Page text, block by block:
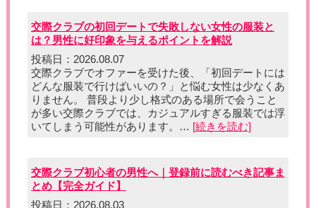
交際クラブの初回デートで失敗しない女性の服装と
は？男性に好印象を与えるポイントを解説
投稿日：2026.08.07
交際クラブでオファーを受けた後、「初回デートには
どんな服装で行けばいいの？」と悩む女性は少なくあ
りません。 普段より少し格式のある場所で会うこと
が多い交際クラブでは、カジュアルすぎる服装では浮
いてしまう可能性があります。… [続きを読む]
交際クラブ初心者の男性へ｜登録前に読むべき記事ま
とめ【完全ガイド】
投稿日：2026.08.03